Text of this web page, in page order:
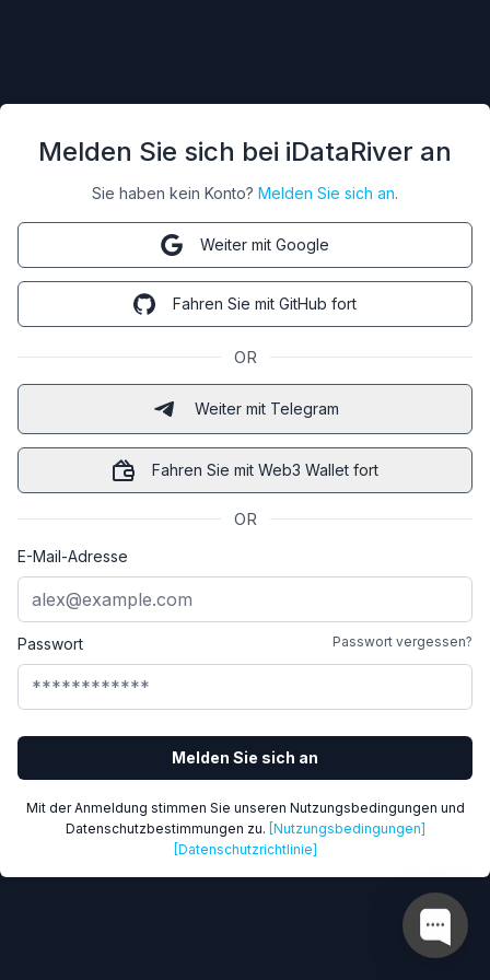
Melden Sie sich bei iDataRiver an
Sie haben kein Konto? Melden Sie sich an.
Weiter mit Google
Fahren Sie mit GitHub fort
OR
Weiter mit Telegram
Fahren Sie mit Web3 Wallet fort
OR
E-Mail-Adresse
Passwort Passwort vergessen?
Melden Sie sich an
Mit der Anmeldung stimmen Sie unseren Nutzungsbedingungen und
Datenschutzbestimmungen zu. [Nutzungsbedingungen]
[Datenschutzrichtlinie]